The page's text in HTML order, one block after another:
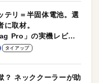
テリ＝半固体電池。選
取材。
Pro」の実機レビュ
タイアップ
？ ネッククーラーが助